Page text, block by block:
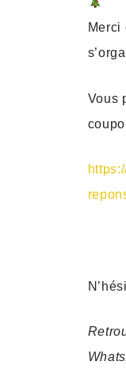
Merci
Vous